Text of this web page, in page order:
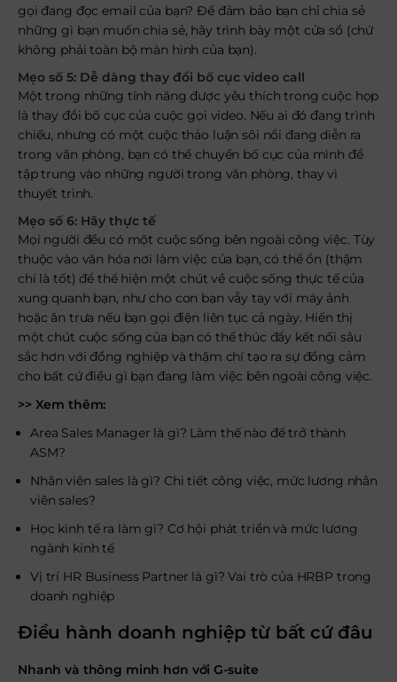
gọi đang đọc email của bạn? Để đảm bảo bạn chỉ chia sẻ
những gì bạn muốn chia sẻ, hãy trình bày một cửa sổ (chứ
không phải toàn bộ màn hình của bạn).
Mẹo số 5: Dễ dàng thay đổi bố cục video call
Một trong những tính năng được yêu thích trong cuộc họp
là thay đổi bố cục của cuộc gọi video. Nếu ai đó đang trình
chiếu, nhưng có một cuộc thảo luận sôi nổi đang diễn ra
trong văn phòng, bạn có thể chuyển bố cục của mình để
tập trung vào những người trong văn phòng, thay vì
thuyết trình.
Mẹo số 6: Hãy thực tế
Mọi người đều có một cuộc sống bên ngoài công việc. Tùy
thuộc vào văn hóa nơi làm việc của bạn, có thể ổn (thậm
chí là tốt) để thể hiện một chút về cuộc sống thực tế của
xung quanh bạn, như cho con bạn vẫy tay với máy ảnh
hoặc ăn trưa nếu bạn gọi điện liên tục cả ngày. Hiển thị
một chút cuộc sống của bạn có thể thúc đẩy kết nối sâu
sắc hơn với đồng nghiệp và thậm chí tạo ra sự đồng cảm
cho bất cứ điều gì bạn đang làm việc bên ngoài công việc.
>> Xem thêm:
Area Sales Manager là gì? Làm thế nào để trở thành
ASM?
Nhân viên sales là gì? Chi tiết công việc, mức lương nhân
viên sales?
Học kinh tế ra làm gì? Cơ hội phát triển và mức lương
ngành kinh tế
Vị trí HR Business Partner là gì? Vai trò của HRBP trong
doanh nghiệp
Điều hành doanh nghiệp từ bất cứ đâu
Nhanh và thông minh hơn với G-suite